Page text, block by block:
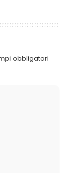
obbligatori